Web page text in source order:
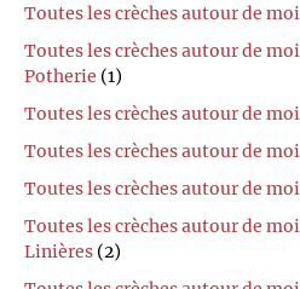
Toutes les crèches autour de
Toutes les crèches autour de
Potherie (1)
Toutes les crèches autour de
Toutes les crèches autour de
Toutes les crèches autour de
Toutes les crèches autour de
Linières (2)